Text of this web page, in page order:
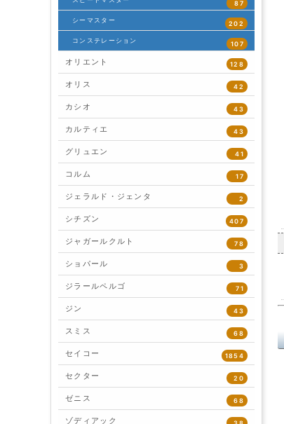
87
シーマスター 202
コンステレーション 107
オリエント 128
オリス 42
カシオ 43
カルティエ 43
グリュエン 41
コルム 17
ジェラルド・ジェンタ 2
シチズン 407
ジャガールクルト 78
ショパール 3
ジラールペルゴ 71
ジン 43
スミス 68
セイコー 1854
セクター 20
ゼニス 68
ゾディアック